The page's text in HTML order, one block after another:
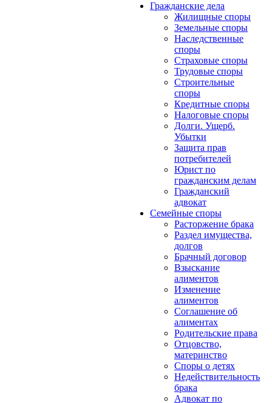
Гражданские дела
Жилищные споры
Земельные споры
Наследственные
споры
Страховые споры
Трудовые споры
Строительные
споры
Кредитные споры
Налоговые споры
Долги. Ущерб.
Убытки
Защита прав
потребителей
Юрист по
гражданским делам
Гражданский
адвокат
Семейные споры
Расторжение брака
Раздел имущества,
долгов
Брачный договор
Взыскание
алиментов
Изменение
алиментов
Соглашение об
алиментах
Родительские права
Отцовство,
материнство
Споры о детях
Недействительность
брака
Адвокат по